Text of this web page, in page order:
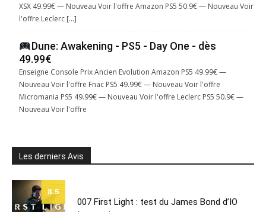
XSX 49.99€ — Nouveau Voir l'offre Amazon PS5 50.9€ — Nouveau Voir
l'offre Leclerc […]
Dune: Awakening - PS5 - Day One - dès
49.99€
Enseigne Console Prix Ancien Evolution Amazon PS5 49.99€ —
Nouveau Voir l'offre Fnac PS5 49.99€ — Nouveau Voir l'offre
Micromania PS5 49.99€ — Nouveau Voir l'offre Leclerc PS5 50.9€ —
Nouveau Voir l'offre
Les derniers Avis
8.5
007 First Light : test du James Bond d’IO